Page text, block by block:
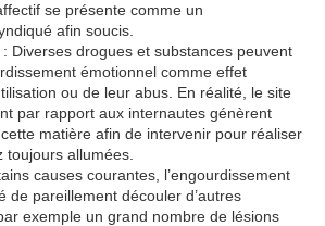
se présente comme un
afin soucis.
Diverses drogues et substances peuvent
émotionnel comme effet
ou de leur abus. En réalité, le site
par rapport aux internautes génèrent
matière afin de intervenir pour réaliser
toujours allumées.
causes courantes, l’engourdissement
de pareillement découler d’autres
exemple un grand nombre de lésions